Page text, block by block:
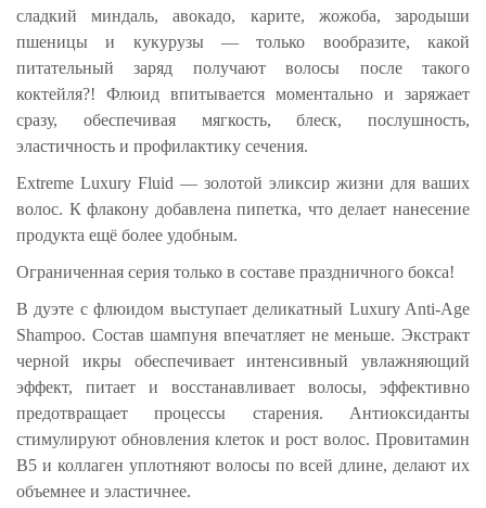
сладкий миндаль, авокадо, карите, жожоба, зародыши
пшеницы и кукурузы — только вообразите, какой
питательный заряд получают волосы после такого
коктейля?! Флюид впитывается моментально и заряжает
сразу, обеспечивая мягкость, блеск, послушность,
эластичность и профилактику сечения.
Extreme Luxury Fluid — золотой эликсир жизни для ваших
волос. К флакону добавлена пипетка, что делает нанесение
продукта ещё более удобным.
Ограниченная серия только в составе праздничного бокса!
В дуэте с флюидом выступает деликатный Luxury Anti-Age
Shampoo. Состав шампуня впечатляет не меньше. Экстракт
черной икры обеспечивает интенсивный увлажняющий
эффект, питает и восстанавливает волосы, эффективно
предотвращает процессы старения. Антиоксиданты
стимулируют обновления клеток и рост волос. Провитамин
B5 и коллаген уплотняют волосы по всей длине, делают их
объемнее и эластичнее.